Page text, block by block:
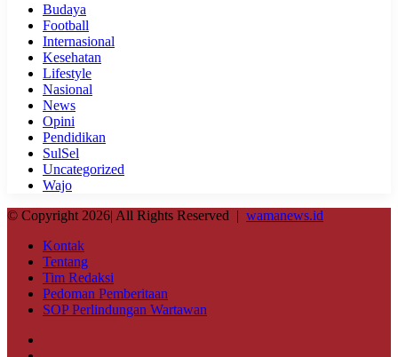
Budaya
Football
Internasional
Kesehatan
Lifestyle
Nasional
News
Opini
Pendidikan
SulSel
Uncategorized
Wajo
© Copyright 2026| All Rights Reserved | wamanews.id
Kontak
Tentang
Tim Redaksi
Pedoman Pemberitaan
SOP Perlindungan Wartawan